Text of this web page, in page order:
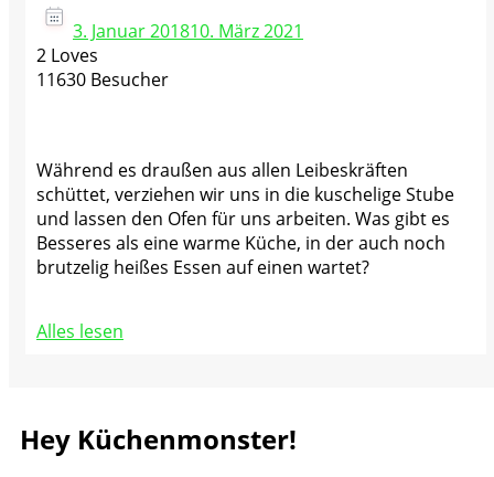
3. Januar 201810. März 2021
2 Loves
11630 Besucher
Während es draußen aus allen Leibeskräften
schüttet, verziehen wir uns in die kuschelige Stube
und lassen den Ofen für uns arbeiten. Was gibt es
Besseres als eine warme Küche, in der auch noch
brutzelig heißes Essen auf einen wartet?
Alles lesen
Hey Küchenmonster!